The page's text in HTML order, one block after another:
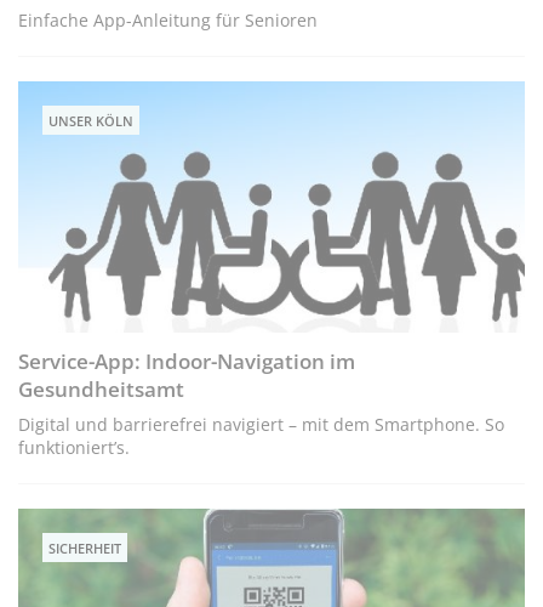
Einfache App-Anleitung für Senioren
UNSER KÖLN
Service-App: Indoor-Navigation im
Gesundheitsamt
Digital und barrierefrei navigiert – mit dem Smartphone. So
funktioniert’s.
SICHERHEIT